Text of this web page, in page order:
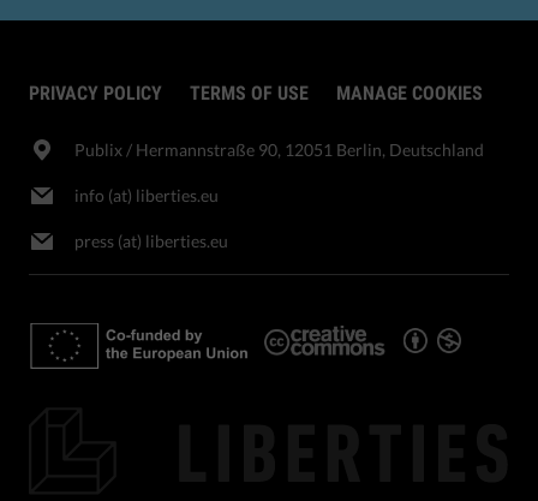
PRIVACY POLICY TERMS OF USE MANAGE COOKIES
Publix​ / Hermannstraße 90, 12051 Berlin, Deutschland
info (at) liberties.eu
press (at) liberties.eu